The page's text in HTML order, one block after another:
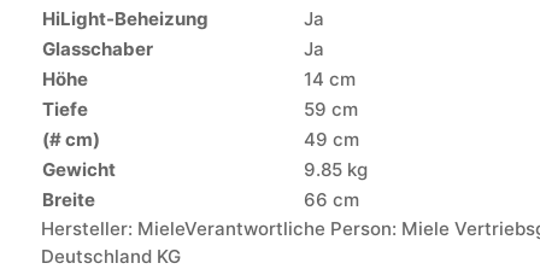
HiLight-Beheizung
Ja
Glasschaber
Ja
Höhe
14 cm
Tiefe
59 cm
(# cm)
49 cm
Gewicht
9.85 kg
Breite
66 cm
Hersteller: MieleVerantwortliche Person: Miele
Deutschland KG